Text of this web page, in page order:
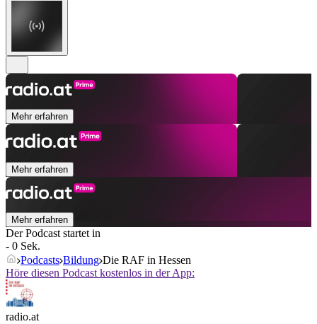
Mehr erfahren
Mehr erfahren
Mehr erfahren
Der Podcast startet in
- 0 Sek.
Podcasts Bildung Die RAF in Hessen
Höre diesen Podcast kostenlos in der App:
radio.at